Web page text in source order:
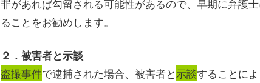
罪があれば勾留される可能性があるので、早期に弁護
ることをお勧めします。
２．被害者と示談
盗撮事件で逮捕された場合、被害者と示談することに